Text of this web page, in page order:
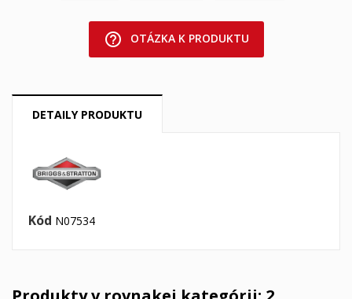
help_outline OTÁZKA K PRODUKTU
DETAILY PRODUKTU
Kód N07534